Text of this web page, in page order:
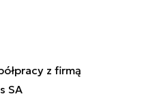
z firmą
SA